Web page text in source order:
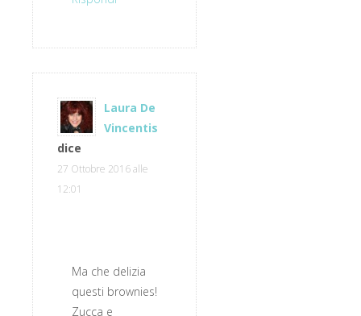
Laura De
Vincentis
dice
27 Ottobre 2016 alle
12:01
Ma che delizia
questi brownies!
Zucca e